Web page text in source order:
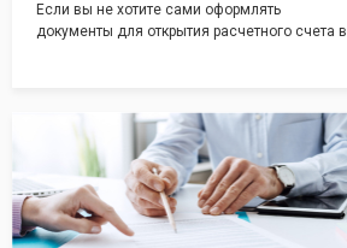
Если вы не хотите сами оформлять
документы для открытия расчетного счета в
открытия счета, с минимальным затратом
вашего времени и сил!